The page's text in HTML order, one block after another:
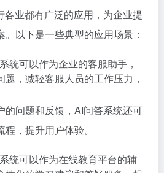
各业都有广泛的应用，为企业提
以下是一些典型的应用场景：
统可以作为企业的客服助手，
，减轻客服人员的工作压力，
的问题和反馈，AI问答系统还可
，提升用户体验。
统可以作为在线教育平台的辅